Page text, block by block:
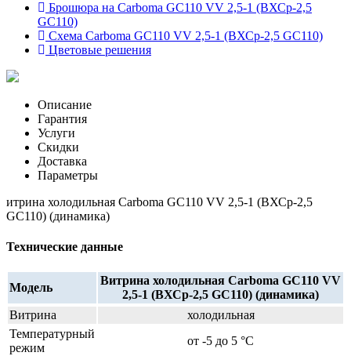
Брошюра на Carboma GC110 VV 2,5-1 (ВХСр-2,5
GC110)
Схема Carboma GC110 VV 2,5-1 (ВХСр-2,5 GC110)
Цветовые решения
Описание
Гарантия
Услуги
Скидки
Доставка
Параметры
итрина холодильная Carboma GC110 VV 2,5-1 (ВХСр-2,5
GC110) (динамика)
Технические данные
Модель
Витрина холодильная Carboma GC110 VV
2,5-1 (ВХСр-2,5 GC110) (динамика)
Витрина
холодильная
Температурный
режим
от -5 до 5 °C